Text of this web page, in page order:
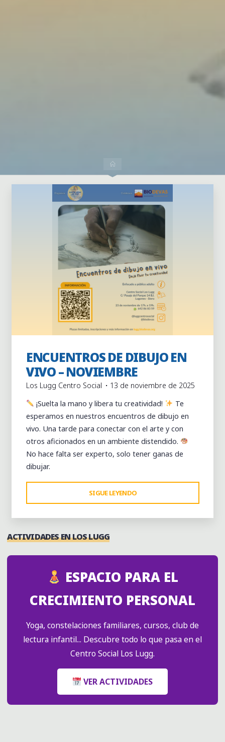
Actividades Actividades puntuales
ENCUENTROS DE DIBUJO EN
VIVO – NOVIEMBRE
Los Lugg Centro Social
13 de noviembre de 2025
¡Suelta la mano y libera tu creatividad!
Te
esperamos en nuestros encuentros de dibujo en
vivo. Una tarde para conectar con el arte y con
otros aficionados en un ambiente distendido.
No hace falta ser experto, solo tener ganas de
dibujar.
SIGUE LEYENDO
DE
DIBUJO
–
ACTIVIDADES EN LOS LUGG
ESPACIO PARA EL
CRECIMIENTO PERSONAL
Yoga, constelaciones familiares, cursos, club de
lectura infantil... Descubre todo lo que pasa en el
Centro Social Los Lugg.
VER ACTIVIDADES